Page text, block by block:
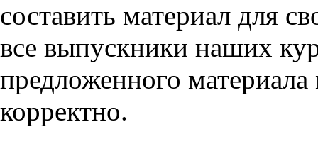
составить материал для
все выпускники наших
предложенного
корректно.